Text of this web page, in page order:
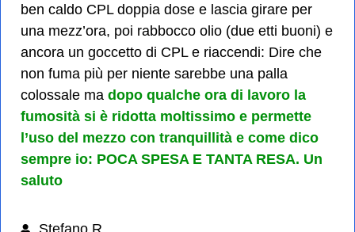
ben caldo CPL doppia dose e lascia girare per
una mezz’ora, poi rabbocco olio (due etti buoni) e
ancora un goccetto di CPL e riaccendi: Dire che
non fuma più per niente sarebbe una palla
colossale ma dopo qualche ora di lavoro la
fumosità si è ridotta moltissimo e permette
l’uso del mezzo con tranquillità e come dico
sempre io: POCA SPESA E TANTA RESA. Un
saluto